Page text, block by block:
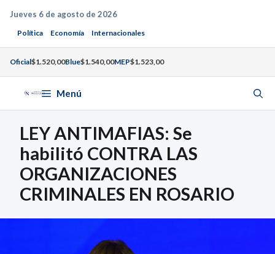
Saltar
contenido
Jueves 6 de agosto de 2026
Política Economía Internacionales
Oficial$1.520,00Blue$1.540,00MEP$1.523,00
Menú
LEY ANTIMAFIAS: Se
habilitó CONTRA LAS
ORGANIZACIONES
CRIMINALES EN ROSARIO